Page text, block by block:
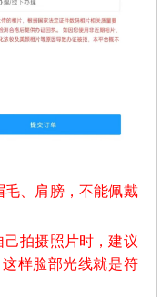
毛、肩膀，不能佩戴
己拍摄照片时，建议
样脸部光线就是符